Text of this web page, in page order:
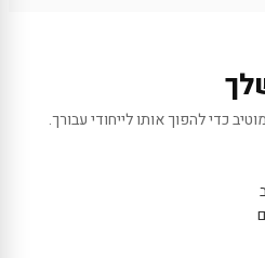
כדי להפוך אותו לייחודי עבורך.